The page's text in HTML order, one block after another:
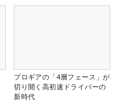
プロギアの「4層フェース」が
切り開く高初速ドライバーの
新時代